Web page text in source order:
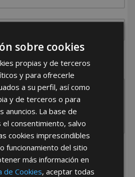
Portugal Otros
laPolítica de Privacidad
sobre cookies
propias y de terceros
y para ofrecerle
a su perfil, así como
y de terceros o para
anuncios. La base de
consentimiento, salvo
cookies imprescindibles
funcionamiento del sitio
más información en
de Cookies, aceptar todas